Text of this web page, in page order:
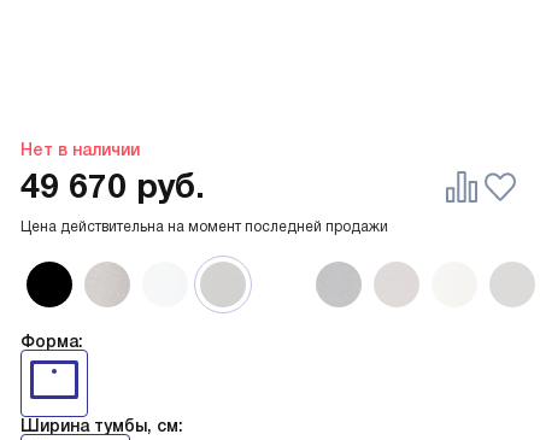
Нет в наличии
Форма:
Ширина тумбы, см:
Цена действительна на момент последней продажи
49 670 руб.